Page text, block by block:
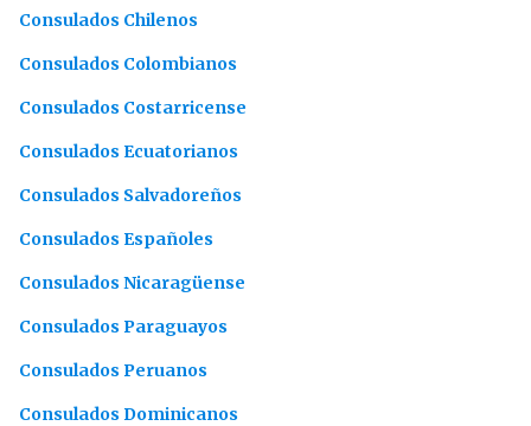
Consulados Chilenos
Consulados Colombianos
Consulados Costarricense
Consulados Ecuatorianos
Consulados Salvadoreños
Consulados Españoles
Consulados Nicaragüense
Consulados Paraguayos
Consulados Peruanos
Consulados Dominicanos